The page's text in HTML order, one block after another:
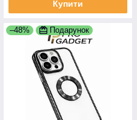
Купити
–48% Подарунок